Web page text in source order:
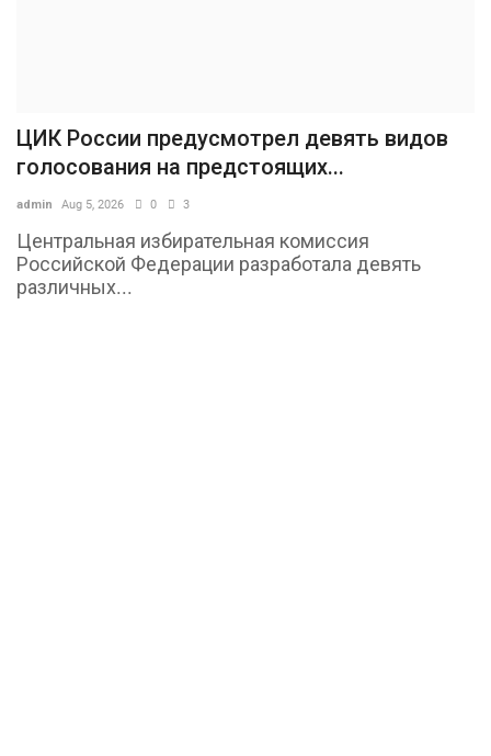
ЦИК России предусмотрел девять видов
голосования на предстоящих...
admin Aug 5, 2026 0 3
Центральная избирательная комиссия
Российской Федерации разработала девять
различных...